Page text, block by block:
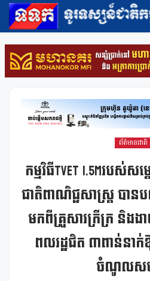
ព័ត៌មានជាតិ
កម្មវិធីTVET 1.5Mរបស់ស
ជាតិពាណិជ្ជសាស្រ្ត បា
មកពីគ្រួសារក្រីក្រ និង
ពលរដ្ឋជិត ៣ពាន់នា
ចំណូលសម